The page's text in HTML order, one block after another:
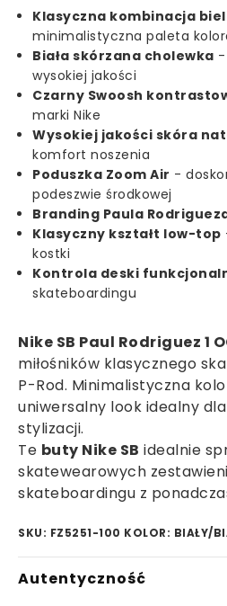
Klasyczna kombinacja
minimalistyczna paleta
Biała skórzana cholewka -
wysokiej jakości
Czarny Swoosh
marki Nike
Wysokiej jakości skóra
komfort noszenia
Poduszka Zoom Air -
podeszwie środkowej
Branding Paula
Klasyczny kształt low-top
kostki
Kontrola deski
skateboardingu
Nike SB Paul Rodriguez 1
miłośników klasycznego
P-Rod. Minimalistyczna
uniwersalny look idealny
stylizacji.
Te buty Nike SB idealnie
skatewearowych
skateboardingu z
SKU: FZ5251-100 KOLOR: BIAŁY/
Autentyczność